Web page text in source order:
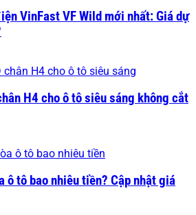
VinFast VF Wild mới nhất: Giá dự
H4 cho ô tô siêu sáng không cắt
ô tô bao nhiêu tiền? Cập nhật giá